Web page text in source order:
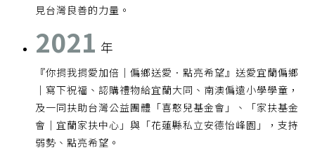
見台灣良善的力量。
2021 年
『你捐我捐愛加倍｜偏鄉送愛．點亮希望』送愛宜蘭偏鄉
｜寫下祝福、認購禮物給宜蘭大同、南澳偏遠小學學童，
及一同扶助台灣公益團體「喜憨兒基金會」、「家扶基金
會｜宜蘭家扶中心」與「花蓮縣私立安德怡峰園」，支持
弱勢、點亮希望。